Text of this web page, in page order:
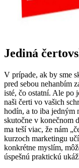
Jediná
V prípade, ak by sme
pred sebou nehanbím
isté, čo ostatní. Ale po
naši čerti vo vašich
hodín, a to iba jedným
skutočne v konečnom
ma teší viac, že nám
kurzoch marketingu
konkrétne myslím,
úspešnú praktickú